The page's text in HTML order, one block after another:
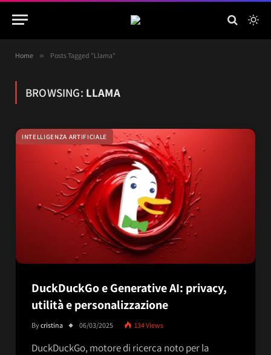
Home » Posts Tagged "Llama"
BROWSING: LLAMA
INTELLIGENZA ARTIFICIALE
DuckDuckGo e Generative AI: privacy,
utilità e personalizzazione
Bycristina 06/03/2025 134Views
DuckDuckGo, motore di ricerca noto per la